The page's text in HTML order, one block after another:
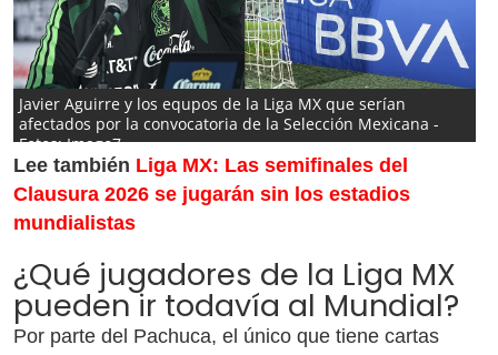
Javier Aguirre y los equpos de la Liga MX que serían
afectados por la convocatoria de la Selección Mexicana -
Fotos: Imago7
Lee también Liga MX: Las semifinales del
Clausura 2026 se jugarán sin los estadios
mundialistas
¿Qué jugadores de la Liga MX
pueden ir todavía al Mundial?
Por parte del Pachuca, el único que tiene cartas